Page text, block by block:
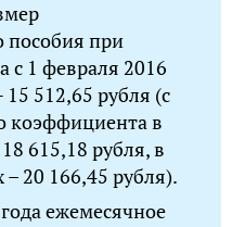
пособия при
с 1 февраля 2016
15 512,65 рубля (с
коэффициента в
615,18 рубля, в
20 166,45 рубля).
ежемесячное